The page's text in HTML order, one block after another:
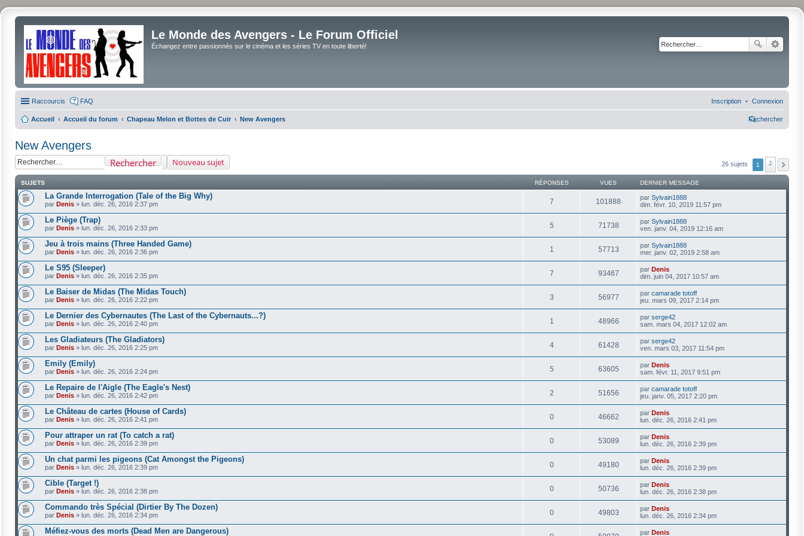
Le Monde des Avengers - Le Forum Officiel
Échangez entre passionnés sur le cinéma et les séries TV en toute liberté!
Raccourcis FAQ Connexion
Inscription
Accueil Accueil du forum Chapeau Melon et Bottes de Cuir New Avengers Rechercher
New Avengers
Nouveau sujet
Rechercher 26 sujets 1 2
SUJETS RÉPONSES VUES DERNIER MESSAGE
La Grande Interrogation (Tale of the Big Why)
par Denis » lun. déc. 26, 2016 2:37 pm 7 101888 par Sylvain1888
dim. févr. 10, 2019 11:57 pm
Le Piège (Trap)
par Denis » lun. déc. 26, 2016 2:33 pm 5 71738 par Sylvain1888
ven. janv. 04, 2019 12:16 am
Jeu à trois mains (Three Handed Game)
par Denis » lun. déc. 26, 2016 2:36 pm 1 57713 par Sylvain1888
mer. janv. 02, 2019 2:58 am
Le S95 (Sleeper)
par Denis » lun. déc. 26, 2016 2:35 pm 7 93467 par Denis
dim. juin 04, 2017 10:57 am
Le Baiser de Midas (The Midas Touch)
par Denis » lun. déc. 26, 2016 2:22 pm 3 56977 par camarade totoff
jeu. mars 09, 2017 2:14 pm
Le Dernier des Cybernautes (The Last of the Cybernauts...?)
par Denis » lun. déc. 26, 2016 2:40 pm 1 48966 par serge42
sam. mars 04, 2017 12:02 am
Les Gladiateurs (The Gladiators)
par Denis » lun. déc. 26, 2016 2:25 pm 4 61428 par serge42
ven. mars 03, 2017 11:54 pm
Emily (Emily)
par Denis » lun. déc. 26, 2016 2:24 pm 5 63605 par Denis
sam. févr. 11, 2017 9:51 pm
Le Repaire de l'Aigle (The Eagle's Nest)
par Denis » lun. déc. 26, 2016 2:42 pm 2 51656 par camarade totoff
jeu. janv. 05, 2017 2:20 pm
Le Château de cartes (House of Cards)
par Denis » lun. déc. 26, 2016 2:41 pm 0 46662 par Denis
lun. déc. 26, 2016 2:41 pm
Pour attraper un rat (To catch a rat)
par Denis » lun. déc. 26, 2016 2:39 pm 0 53089 par Denis
lun. déc. 26, 2016 2:39 pm
Un chat parmi les pigeons (Cat Amongst the Pigeons)
par Denis » lun. déc. 26, 2016 2:39 pm 0 49180 par Denis
lun. déc. 26, 2016 2:39 pm
Cible (Target !)
par Denis » lun. déc. 26, 2016 2:38 pm 0 50736 par Denis
lun. déc. 26, 2016 2:38 pm
Commando très Spécial (Dirtier By The Dozen)
par Denis » lun. déc. 26, 2016 2:34 pm 0 49803 par Denis
lun. déc. 26, 2016 2:34 pm
Méfiez-vous des morts (Dead Men are Dangerous) par Denis